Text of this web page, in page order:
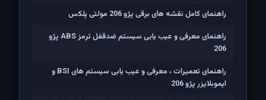
راهنمای کامل نقشه های برقی پژو 206 مولتی پلکس
راهنمای معرفی و عیب یابی سیستم ضدقفل ترمز ABS پژو
206
راهنمای تعمیرات ، معرفی و عیب یابی سیستم های BSI و
ایموبلایزر پژو 206